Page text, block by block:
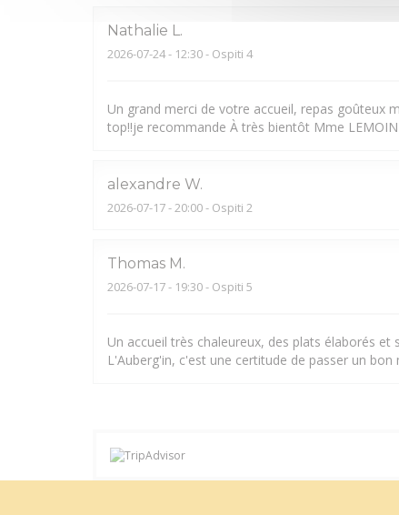
Nathalie L
2026-07-24- 12:30 - Ospiti 4
Un grand merci de votre accueil, repas goûteux
top!!je recommande À très bientôt Mme
alexandre W
2026-07-17- 20:00 - Ospiti 2
Thomas M
2026-07-17- 19:30 - Ospiti 5
Un accueil très chaleureux, des plats élaborés
L'Auberg'in, c'est une certitude de passer un